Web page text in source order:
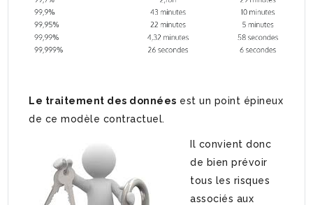
Le traitement des données est un point épineux
de ce modèle contractuel.
Il convient donc
de bien prévoir
tous les risques
associés aux